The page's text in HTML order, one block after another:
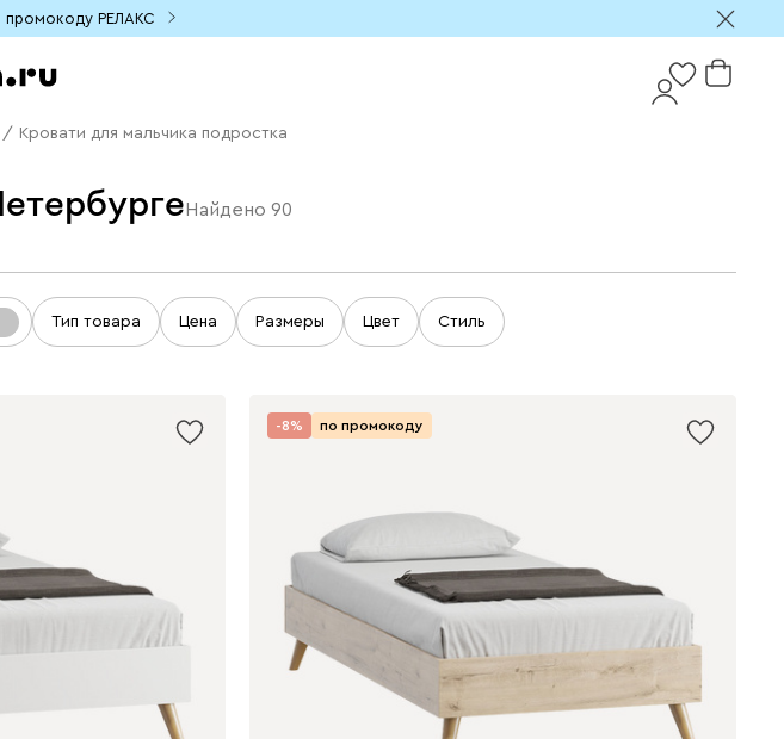
промокоду РЕЛАКС
/ Кровати для мальчика подростка
Найдено 90
Тип товара Цена Размеры Цвет Стиль
-8% по промокоду